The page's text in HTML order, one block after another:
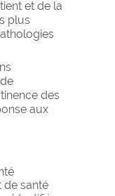
et de la
plus
des
aux
de santé